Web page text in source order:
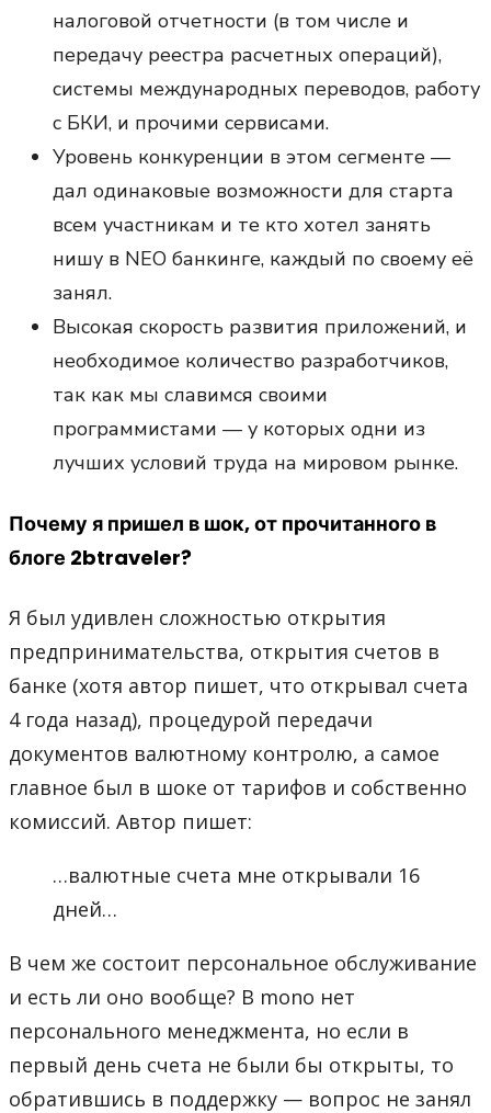
налоговой отчетности (в том числе и
передачу реестра расчетных операций),
системы международных переводов, работу
с БКИ, и прочими сервисами.
Уровень конкуренции в этом сегменте —
дал одинаковые возможности для старта
всем участникам и те кто хотел занять
нишу в NEO банкинге, каждый по своему её
занял.
Высокая скорость развития приложений, и
необходимое количество разработчиков,
так как мы славимся своими
программистами — у которых одни из
лучших условий труда на мировом рынке.
Почему я пришел в шок, от прочитанного в
блоге 2btraveler?
Я был удивлен сложностью открытия
предпринимательства, открытия счетов в
банке (хотя автор пишет, что открывал счета
4 года назад), процедурой передачи
документов валютному контролю, а самое
главное был в шоке от тарифов и собственно
комиссий. Автор пишет:
…валютные счета мне открывали 16
дней…
В чем же состоит персональное обслуживание
и есть ли оно вообще? В mono нет
персонального менеджмента, но если в
первый день счета не были бы открыты, то
обратившись в поддержку — вопрос не занял